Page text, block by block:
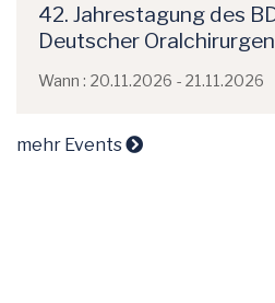
42. Jahrestagung des
Deutscher
Wann : 20.11.2026 - 21.11.2026
mehr Events